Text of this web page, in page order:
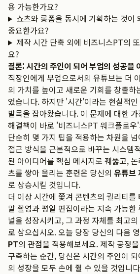
용 가능한가요?
쇼츠와 롱폼을 동시에 기획하는 것이
중요한가요?
제작 시간 단축 외에 비즈니스PT의
요?
결론: 시간의 주인이 되어 부업의 성공을
직장인에게 부업으로서의 유튜브는 더
의 가치를 높이고 새로운 기회를 창출하
었습니다. 하지만 '시간'이라는 현실적
발목을 잡아왔습니다. 이 문제에 대한
해결책이 바로 '비즈니스PT 워크플로
단순히 몇 가지 팁을 적용하는 차원을
접근 방식을 근본적으로 바꾸는 시스템
된 아이디어를 핵심 메시지로 꿰뚫고,
츠를 쌓아 올리는 훈련은 당신의 유튜브
로 상승시킬 것입니다.
더 이상 시간에 쫓겨 콘텐츠의 퀄리티를
말 촬영과 평일 편집이라는 지속 가능한
널을 성장시키고, 그 과정 자체를 최고의
로 삼으십시오. 오늘 당장 당신의 다음
PT의 관점을 적용해보세요. 제작 공정
구축하는 순간, 당신은 시간의 주인이
의 성장을 모두 손에 쥘 수 있을 것입니